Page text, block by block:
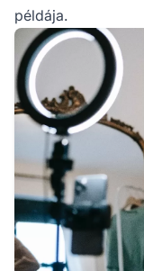
példája.